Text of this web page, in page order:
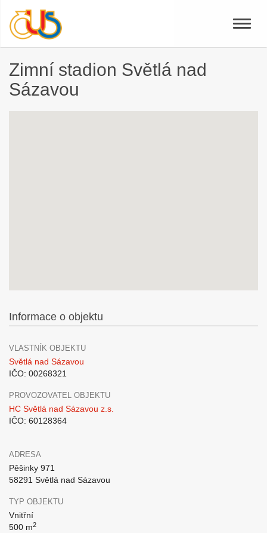
Toggle
Zimní stadion Světlá nad
Sázavou
Informace o objektu
VLASTNÍK OBJEKTU
Světlá nad Sázavou
IČO: 00268321
PROVOZOVATEL OBJEKTU
HC Světlá nad Sázavou z.s.
IČO: 60128364
ADRESA
Pěšinky 971
58291 Světlá nad Sázavou
TYP OBJEKTU
Vnitřní
500 m2